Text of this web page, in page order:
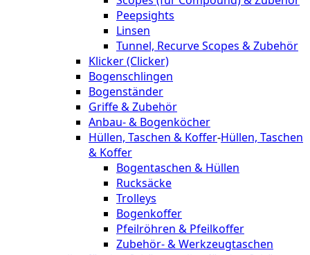
Peepsights
Linsen
Tunnel, Recurve Scopes & Zubehör
Klicker (Clicker)
Bogenschlingen
Bogenständer
Griffe & Zubehör
Anbau- & Bogenköcher
Hüllen, Taschen & Koffer-Hüllen, Taschen
& Koffer
Bogentaschen & Hüllen
Rucksäcke
Trolleys
Bogenkoffer
Pfeilröhren & Pfeilkoffer
Zubehör- & Werkzeugtaschen